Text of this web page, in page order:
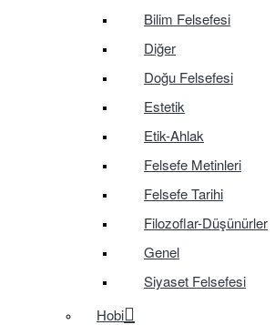
Bilim Felsefesi
Diğer
Doğu Felsefesi
Estetik
Etik-Ahlak
Felsefe Metinleri
Felsefe Tarihi
Filozoflar-Düşünürler
Genel
Siyaset Felsefesi
Hobi